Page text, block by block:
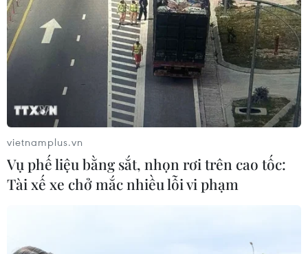
tôn giáo của Constantine
08/08/2026 08:35
Trưng bày sách, báo, ảnh khắc họa
chân dung người chiến sỹ Công an
Thủ đô
08/08/2026 02:52
66 đoàn võ thuật lần đầu tiên
hội tụ tại Festival Võ thuật quốc tế Hà
vietnamplus.vn
Vụ phế liệu bằng sắt, nhọn rơi trên cao tốc:
Tài xế xe chở mắc nhiều lỗi vi phạm